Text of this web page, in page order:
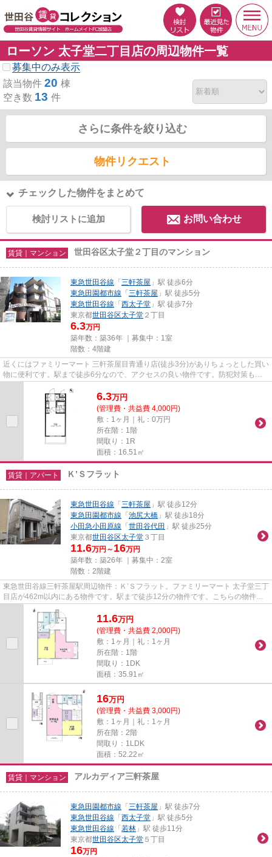
ローソン 太子堂二丁目店の周辺物件一覧
募集中のみ表示
該当物件 20 棟
空き数 13 件
さらに条件を絞り込む
物件リクエスト
チェックした物件をまとめて
検討リストに追加 お問い合わせ
賃貸｜マンション 世田谷区太子堂２丁目のマンション
東急世田谷線 「三軒茶屋 」駅 徒歩6分
東急田園都市線 「三軒茶屋 」駅 徒歩5分
東急世田谷線 「西太子堂 」駅 徒歩7分
東京都世田谷区太子堂 ２丁目
6.3万円
築年数：築36年 ｜募集中： 1室
階数：4階建
近くにはファミリーマート 三軒茶屋目青通り店(徒歩3分)がありちょっとした買い
物に便利です。駅まで徒歩6分なので、アクセスの良い物件です。防犯対策もバ
ッチリなマンションタイプの...
6.3万円
(管理費・共益費 4,000円)
敷：1ヶ月｜礼：0万円
所在階：1階
間取り：1R
面積：16.51㎡
賃貸｜アパート Ｋ’Ｓフラット
東急世田谷線 「三軒茶屋 」駅 徒歩12分
東急田園都市線 「池尻大橋 」駅 徒歩18分
小田急小田原線 「世田谷代田 」駅 徒歩25分
東京都世田谷区太子堂 ３丁目
11.6万円～ 16万円
築年数：築26年 ｜募集中： 2室
階数：2階建
東急世田谷線三軒茶屋駅周辺物件：Ｋ’Ｓフラット。ファミリーマート 太子堂三丁
目店が462m以内にある物件です。駅まで徒歩12分の物件です。こちらの物件は
アパートです。世田谷区の東...
11.6万円
(管理費・共益費 2,000円)
敷：1ヶ月｜礼：1ヶ月
所在階：1階
間取り：1DK
面積：35.91㎡
16万円
(管理費・共益費 3,000円)
敷：1ヶ月｜礼：1ヶ月
所在階：2階
間取り：1LDK
面積：52.22㎡
賃貸｜マンション アルカディア三軒茶屋
東急田園都市線 「三軒茶屋 」駅 徒歩7分
東急世田谷線 「西太子堂 」駅 徒歩5分
東急世田谷線 「若林 」駅 徒歩11分
東京都世田谷区太子堂 ５丁目
16万円